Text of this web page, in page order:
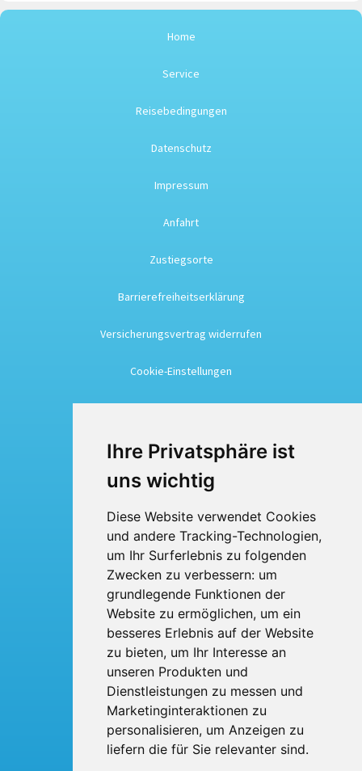
Ihre Privatsphäre ist
uns wichtig
Diese Website verwendet Cookies
und andere Tracking-Technologien,
um Ihr Surferlebnis zu folgenden
Zwecken zu verbessern: um
grundlegende Funktionen der
Website zu ermöglichen, um ein
besseres Erlebnis auf der Website
zu bieten, um Ihr Interesse an
unseren Produkten und
Dienstleistungen zu messen und
Marketinginteraktionen zu
personalisieren, um Anzeigen zu
liefern die für Sie relevanter sind.
Home
Service
Reisebedingungen
Datenschutz
Impressum
Anfahrt
Zustiegsorte
Barrierefreiheitserklärung
Versicherungsvertrag widerrufen
Cookie-Einstellungen
Busmiete
Über uns
Kontakt
BTI Bröskamp-Touristik International
Heinrich Bröskamp e. K.
Berliner Ring 53
33428 Harsewinkel
Telefon: 05247 - 9231-0
Fax: 05247 - 9231-31
E-Mail:
info broeskamp-online.de